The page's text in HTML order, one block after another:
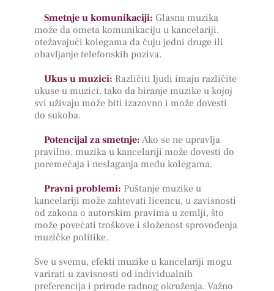
Smetnje u komunikaciji: Glasna muzika
može da ometa komunikaciju u kancelariji,
otežavajući kolegama da čuju jedni druge ili
obavljanje telefonskih poziva.
Ukus u muzici: Različiti ljudi imaju različite
ukuse u muzici, tako da biranje muzike u kojoj
svi uživaju može biti izazovno i može dovesti
do sukoba.
Potencijal za smetnje: Ako se ne upravlja
pravilno, muzika u kancelariji može dovesti do
poremećaja i neslaganja među kolegama.
Pravni problemi: Puštanje muzike u
kancelariji može zahtevati licencu, u zavisnosti
od zakona o autorskim pravima u zemlji, što
može povećati troškove i složenost sprovođenja
muzičke politike.
Sve u svemu, efekti muzike u kancelariji mogu
varirati u zavisnosti od individualnih
preferencija i prirode radnog okruženja. Važno